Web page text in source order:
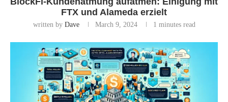
FTX und Alameda erzielt
written by Dave March 9, 2024 1 minutes read